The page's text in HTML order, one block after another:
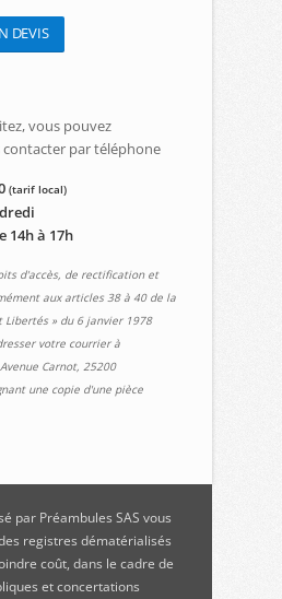
DEVIS
vous pouvez
par téléphone
(tarif local)
14h à 17h
d'accès, de rectification et
aux articles 38 à 40 de la
» du 6 janvier 1978
votre courrier à
Avenue Carnot, 25200
une copie d'une pièce
par Préambules SAS vous
registres dématérialisés
coût, dans le cadre de
et concertations